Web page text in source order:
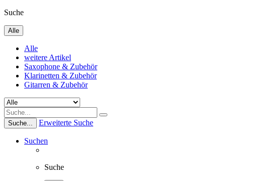
Suche
Alle
Alle
weitere Artikel
Saxophone & Zubehör
Klarinetten & Zubehör
Gitarren & Zubehör
Suche... Erweiterte Suche
Suchen
Suche